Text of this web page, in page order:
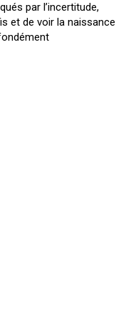
par l’incertitude,
et de voir la naissance